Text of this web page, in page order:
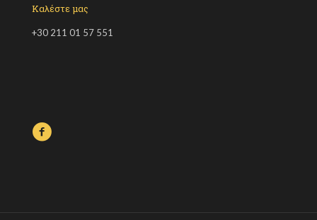
Καλέστε μας
+30 211 01 57 551